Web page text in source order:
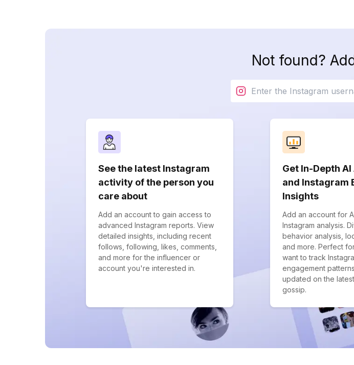
Not found?
See the latest Instagram
activity of the person you
care about
Add an account to gain access to
advanced Instagram reports. View
detailed insights, including recent
follows, following, likes, comments,
and more for the influencer or
account you're interested in.
Get In-Depth
and Instagram
Insights
Add an account for
Instagram analysis.
behavior analysis,
and more. Perfect
want to track
engagement
updated on the
gossip.